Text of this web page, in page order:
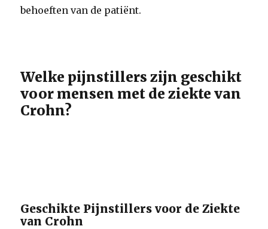
behoeften van de patiënt.
Welke pijnstillers zijn geschikt
voor mensen met de ziekte van
Crohn?
Geschikte Pijnstillers voor de Ziekte
van Crohn